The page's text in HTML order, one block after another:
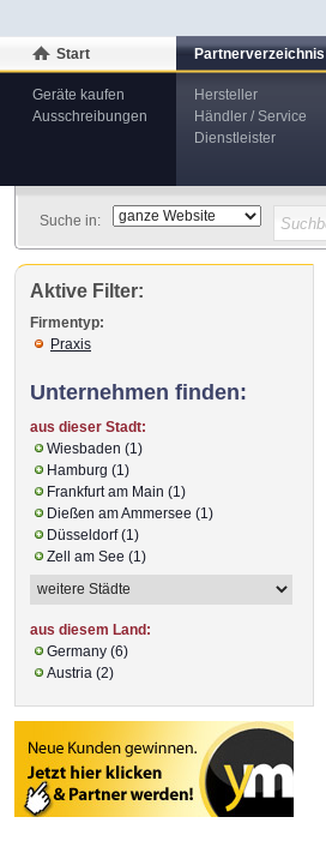
Start
Geräte kaufen
Ausschreibungen
Partnerverzeichnis
Hersteller
Händler / Service
Dienstleister
Suche in:
Aktive Filter:
Firmentyp:
Praxis
Unternehmen finden:
aus dieser Stadt:
Wiesbaden (1)
Hamburg (1)
Frankfurt am Main (1)
Dießen am Ammersee (1)
Düsseldorf (1)
Zell am See (1)
aus diesem Land:
Germany (6)
Austria (2)